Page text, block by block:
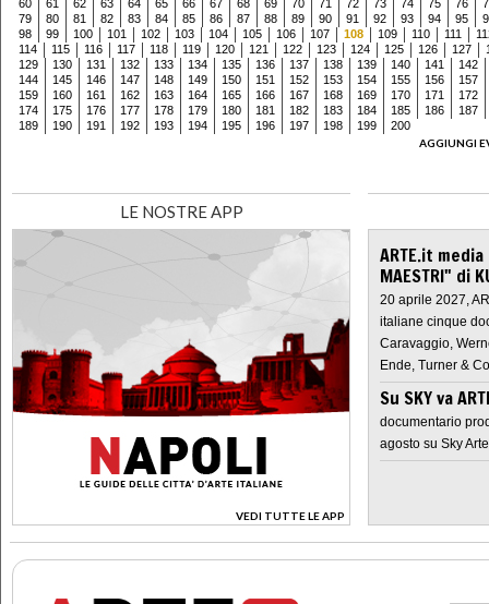
60 61 62 63 64 65 66 67 68 69 70 71 72 73 74 75 76
79
80 81 82 83 84 85 86 87 88 89 90 91 92 93 94 95
98
99 100 101 102 103 104 105 106 107 108 109 110 111
114
115 116 117 118 119 120 121 122 123 124 125 126 127
129
130 131 132 133 134 135 136 137 138 139 140 141
142
144
145 146 147 148 149 150 151 152 153 154 155 156
157
159
160 161 162 163 164 165 166 167 168 169 170 171
172
174
175 176 177 178 179 180 181 182 183 184 185 186
187
189
190 191 192 193 194 195 196 197 198 199
200
AGGIUNGI
LE NOSTRE APP
VEDI TUTTE LE APP
>
ARTE.it
MAESTRI" di
20 aprile 2027,
italiane cinque
Caravaggio,
Ende, Turner &
Su SKY va
documentario
agosto su Sky Arte